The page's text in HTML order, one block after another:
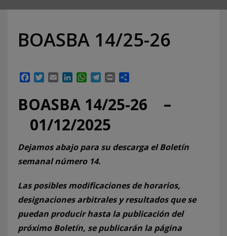
BOASBA 14/25-26
Facebook
TwitterEmailLinkedInWhatsApp
Telegram
Print
BOASBA 14/25-26 –
01/12/2025
Dejamos abajo para su descarga el Boletín
semanal número 14.
Las posibles modificaciones de horarios,
designaciones arbitrales y resultados que se
puedan producir hasta la publicación del
próximo Boletín, se publicarán la página